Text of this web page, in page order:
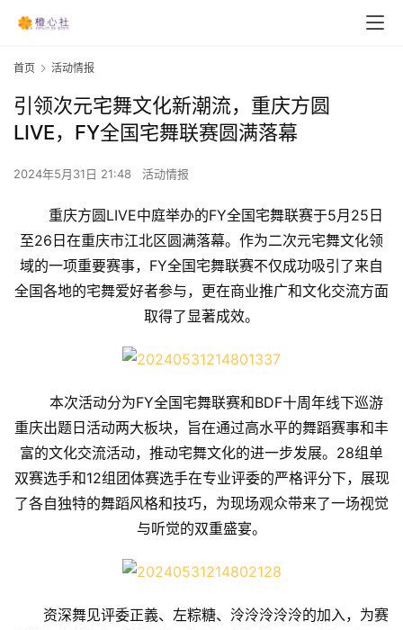
首页 活动情报
引领次元宅舞文化新潮流，重庆方圆
LIVE，FY全国宅舞联赛圆满落幕
2024年5月31日 21:48 活动情报
重庆方圆LIVE中庭举办的FY全国宅舞联赛于5月25日
至26日在重庆市江北区圆满落幕。作为二次元宅舞文化领
域的一项重要赛事，FY全国宅舞联赛不仅成功吸引了来自
全国各地的宅舞爱好者参与，更在商业推广和文化交流方面
取得了显著成效。
本次活动分为FY全国宅舞联赛和BDF十周年线下巡游
重庆出题日活动两大板块，旨在通过高水平的舞蹈赛事和丰
富的文化交流活动，推动宅舞文化的进一步发展。28组单
双赛选手和12组团体赛选手在专业评委的严格评分下，展现
了各自独特的舞蹈风格和技巧，为现场观众带来了一场视觉
与听觉的双重盛宴。
资深舞见评委正義、左粽糖、泠泠泠泠泠的加入，为赛